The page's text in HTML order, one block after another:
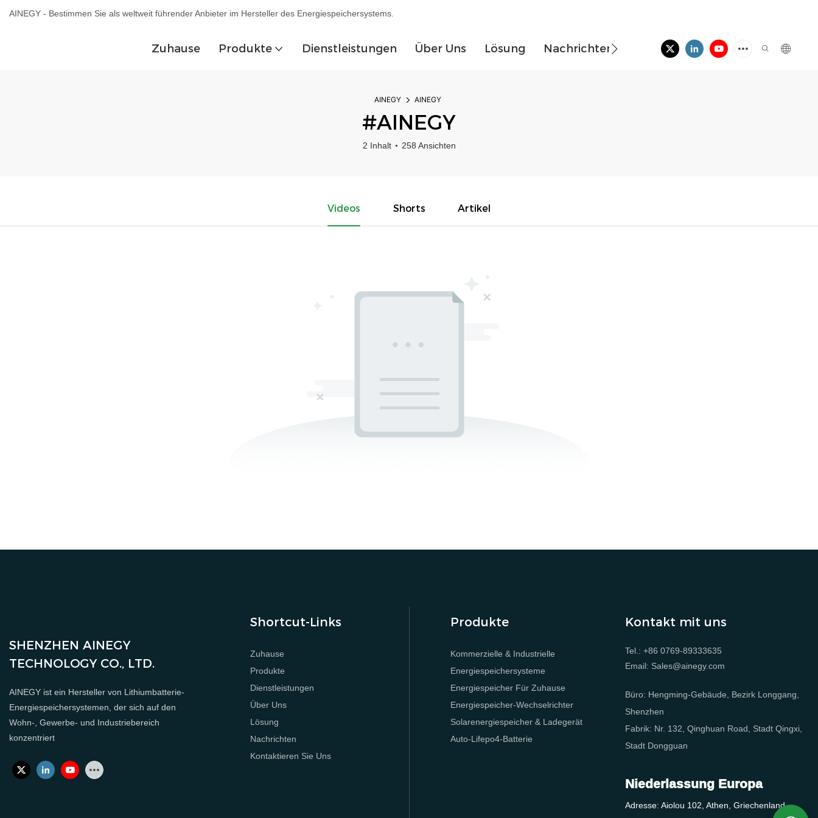
AINEGY - Bestimmen Sie als weltweit führender Anbieter im Hersteller des Energiespeichersystems.
Zuhause Produkte Dienstleistungen Über Uns Lösung Nachrichten Kontaktieren Sie Uns
AINEGY AINEGY
#AINEGY
2 Inhalt 258 Ansichten
Videos Shorts Artikel
SHENZHEN AINEGY
TECHNOLOGY CO., LTD.
AINEGY ist ein Hersteller von Lithiumbatterie-
Energiespeichersystemen, der sich auf den
Wohn-, Gewerbe- und Industriebereich
konzentriert
Shortcut-Links
Zuhause
Produkte
Dienstleistungen
Über Uns
Lösung
Nachrichten
Kontaktieren Sie Uns
Produkte
Kommerzielle & Industrielle
Energiespeichersysteme
Energiespeicher Für Zuhause
Energiespeicher-Wechselrichter
Solarenergiespeicher & Ladegerät
Auto-Lifepo4-Batterie
Kontakt mit uns
Tel.: +86 0769-89333635
Email: Sales@ainegy.com
Büro: Hengming-Gebäude, Bezirk Longgang,
Shenzhen
Fabrik: Nr. 132, Qinghuan Road, Stadt Qingxi,
Stadt Dongguan
Niederlassung Europa
Adresse: Aiolou 102, Athen, Griechenland